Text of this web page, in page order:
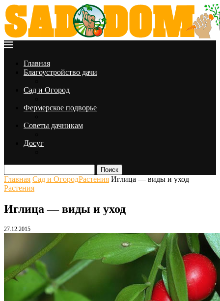
Главная
Благоустройство дачи
Сад и Огород
Фермерское подворье
Советы дачникам
Досуг
Поиск
Главная Сад и ОгородРастения Иглица — виды и уход
Растения
Иглица — виды и уход
27.12.2015